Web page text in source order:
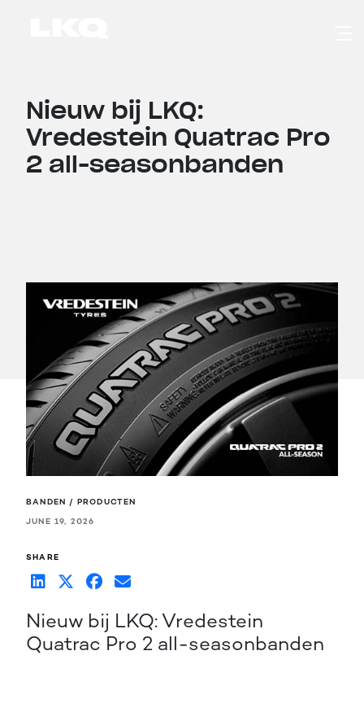
Nieuw bij LKQ:
Vredestein Quatrac Pro
2 all-seasonbanden
BANDEN / PRODUCTEN
JUNE 19, 2026
SHARE
Nieuw bij LKQ: Vredestein
Quatrac Pro 2 all-seasonbanden